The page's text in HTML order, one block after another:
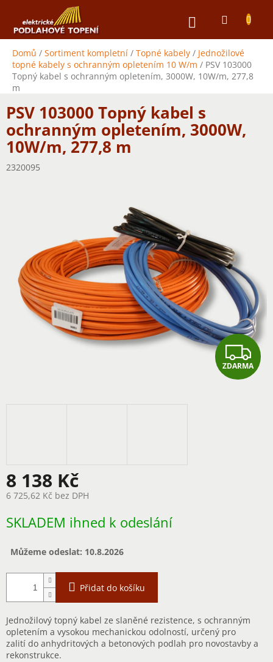
obsah
NÁKUPNÍ
Domů / Sortiment kompletní / Topné kabely / Jednožilové
topné kabely s ochranným opletením 10 W/m / PSV 103000
Topný kabel s ochranným opletením, 3000W, 10W/m, 277,8
m
PSV 103000 Topný kabel s
ochranným opletením, 3000W,
10W/m, 277,8 m
2320095
Z
D
ZDARMA
8 138 Kč
6 725,62 Kč bez DPH
cena:
SKLADEM ihned k odeslání
Můžeme odeslat: 10.8.2026
Přidat do košíku
Jednožilový topný kabel ze slaněné rezistence, s ochranným
opletením a vysokou mechanickou odolností, určený pro
zalití do anhydritových a betonových podlah pro novostavby a
rekonstrukce.